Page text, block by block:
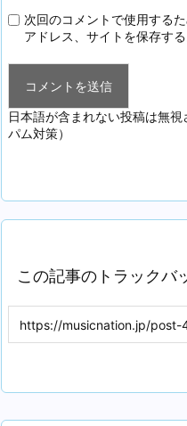
次回のコメントで使用する
アドレス、サイトを保存する
日本語が含まれない投稿は無
パム対策）
この記事のトラックバ